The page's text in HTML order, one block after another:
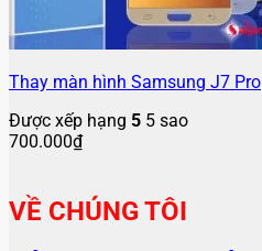
Thay màn hình Samsung J7 Pro
Được xếp hạng 5 5 sao
700.000₫
VỀ CHÚNG TÔI